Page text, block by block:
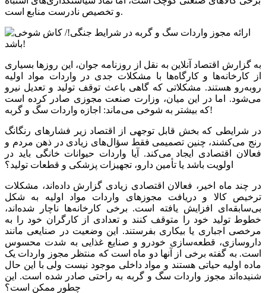
و تخصیص نادرست منابع است.
به گزارش اقتصاد آنلاین به نقل از روزنامه جوان، این روز‌ها بسیاری
از کارخانه‌ها و کارگاه‌ها با مشکلات جدی در واردات مواد اولیه
روبه‌رو هستند. مشکلاتی که گاهی باعث توقف تولید و تعدیل نیرو
می‌شود. اما در این میان، وزارت صنعت مجوزی صادر کرده است
که بیشتر به شوخی می‌ماند: اجازه واردات سگ و گربه!
در شرایطی که بخش قابل توجهی از اقتصاد زیر فشار‌های رنگانگ
رنج می‌کشند، چنین تصمیمی فقط سؤال‌های زیادی در ذهن مردم و
فعالان اقتصادی ایجاد می‌کند. آیا واردات حیوانات خانگی باید در
اولویت باشد یا تأمین دارو، تجهیزات پزشکی و قطعات تولید؟
در چند ماه اخیر، فعالان اقتصادی زیادی گزارش داده‌اند، مشکلات
ترخیص کالا و دریافت مجوز‌های واردات مواد اولیه به شکل
بی‌سابقه‌ای افزایش یافته است. برخی کارخانه‌ها ناچار شده‌اند،
خطوط تولید خود را متوقف کنند و تعدادی از کارگران خود را به
مرخصی اجباری یا بیکاری بفرستند. این وضعیت در صنایعی مانند
داروسازی، قطعه‌سازی خودرو و صنایع غذایی به شدت محسوس
است. به گفته برخی از آنها دو ماه است که منتظر مجوز واردات یک
ماده اولیه حیاتی هستند و مواد داخلی موجود نیست ولی با این حال
شنیده‌اند مجوز واردات سگ و گربه به راحتی صادر شده است. این
چطور ممکن است؟